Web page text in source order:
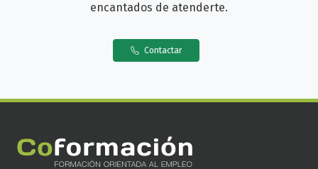
encantados de atenderte.
Contactar